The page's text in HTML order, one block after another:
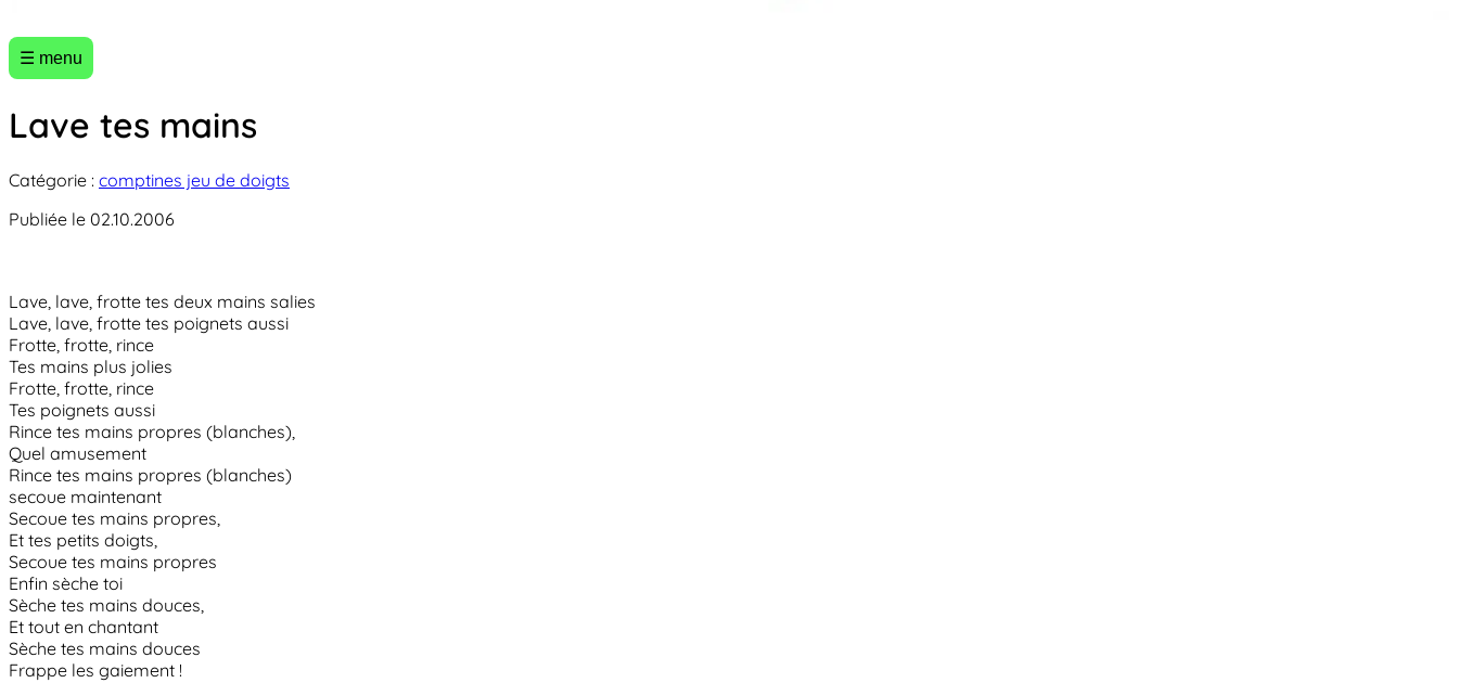
☰ menu
Lave tes mains
Catégorie : comptines jeu de doigts
Publiée le 02.10.2006
Lave, lave, frotte tes deux mains salies
Lave, lave, frotte tes poignets aussi
Frotte, frotte, rince
Tes mains plus jolies
Frotte, frotte, rince
Tes poignets aussi
Rince tes mains propres (blanches),
Quel amusement
Rince tes mains propres (blanches)
secoue maintenant
Secoue tes mains propres,
Et tes petits doigts,
Secoue tes mains propres
Enfin sèche toi
Sèche tes mains douces,
Et tout en chantant
Sèche tes mains douces
Frappe les gaiement !